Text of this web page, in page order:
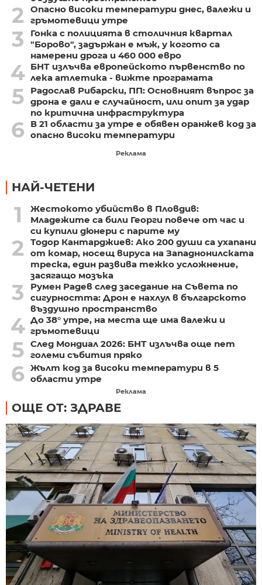
2
Опасно високи температури днес, валежи и
гръмотевици утре
3
Гонка с полицията в столичния квартал
"Борово", задържан е мъж, у когото са
намерени дрога и 460 000 евро
4 БНТ излъчва европейското първенство по
лека атлетика - вижте програмата
5
Радослав Рибарски, ПП: Основният въпрос за
дрона е дали е случайност, или опит за удар
по критична инфраструктура
6
В 21 области за утре е обявен оранжев код за
опасно високи температури
Реклама
НАЙ-ЧЕТЕНИ
1
Жестокото убийство в Пловдив:
Младежите са били Георги повече от час и
си купили дюнери с парите му
2
Тодор Кантарджиев: Ако 200 души са ухапани
от комар, носещ вируса на Западнонилската
треска, един развива тежко усложнение,
засягащо мозъка
3
Румен Радев след заседание на Съвета по
сигурността: Дрон е нахлул в българското
въздушно пространство
4 До 38° утре, на места ще има валежи и
гръмотевици
5 След Мондиал 2026: БНТ излъчва още пет
големи събития пряко
6 Жълт код за високи температури в 5
области утре
Реклама
ОЩЕ ОТ: ЗДРАВЕ